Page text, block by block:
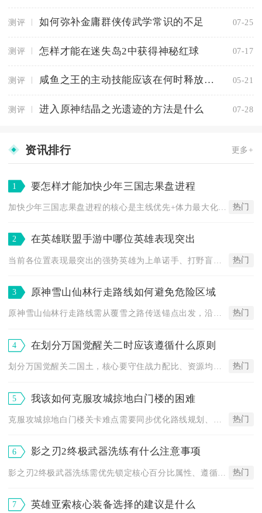
测评 如何弥补金庸群侠传武学常识的不足 07-25
测评 怎样才能在迷失岛2中获得神秘红球 07-17
测评 咸鱼之王的主动技能应该在何时释放才更合适 05-21
测评 进入原神结晶之光遗迹的方法是什么 07-28
资讯排行 更多+
1 要怎样才能加快少年三国志果盘进程
热门
2 在英雄联盟手游中哪位英雄表现突出
热门
3 原神雪山仙林行走路线如何避免危险区域
原神雪山仙林行走路线需从覆雪之路传送锚点出发，沿东侧平缓山道... 热门
4 在划分万国觉醒关二时应该遵循什么原则
热门
5 我该如何克服攻城掠地白门楼的困难
热门
6 影之刃2终极武器洗练有什么注意事项
热门
7 英雄亚索核心装备选择的建议是什么